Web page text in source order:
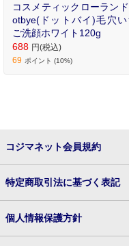
コスメティックローラン
otbye(ドットバイ)毛穴い
ご洗顔ホワイト120g
688 円(税込)
69 ポイント (10%)
コジマネット会員規約
特定商取引法に基づく表記
個人情報保護方針